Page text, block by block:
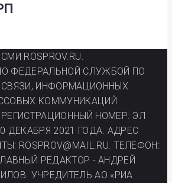
ROSPROV.RU.
ФЕДЕРАЛЬНОЙ СЛУЖБОЙ ПО
ИНФОРМАЦИОННЫХ
КОММУНИКАЦИЙ
НОМЕР: ЭЛ
ДЕКАБРЯ 2021 ГОДА. АДРЕС
ROSPROV@MAIL.RU. ТЕЛЕФОН:
РЕДАКТОР - АНДРЕЙ
УЧРЕДИТЕЛЬ АО «РИА